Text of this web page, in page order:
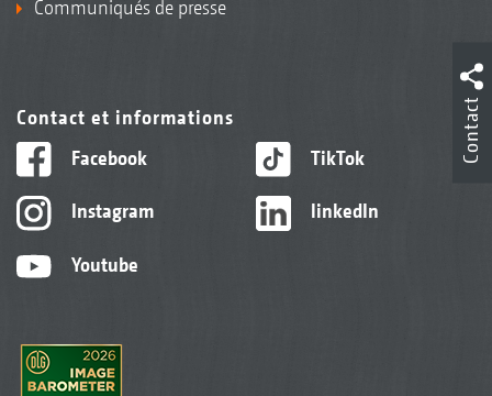
Communiqués de presse
Contact et informations
Facebook
Instagram
Youtube
TikTok
linkedIn
Contact